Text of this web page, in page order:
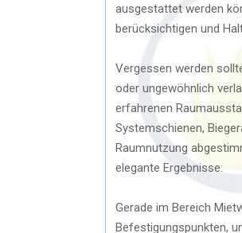
ausgestattet werden
berücksichtigen und
Vergessen werden
oder ungewöhnlich
erfahrenen
Systemschienen,
Raumnutzung
elegante Ergebnisse.
Gerade im Bereich
Befestigungspunkten,